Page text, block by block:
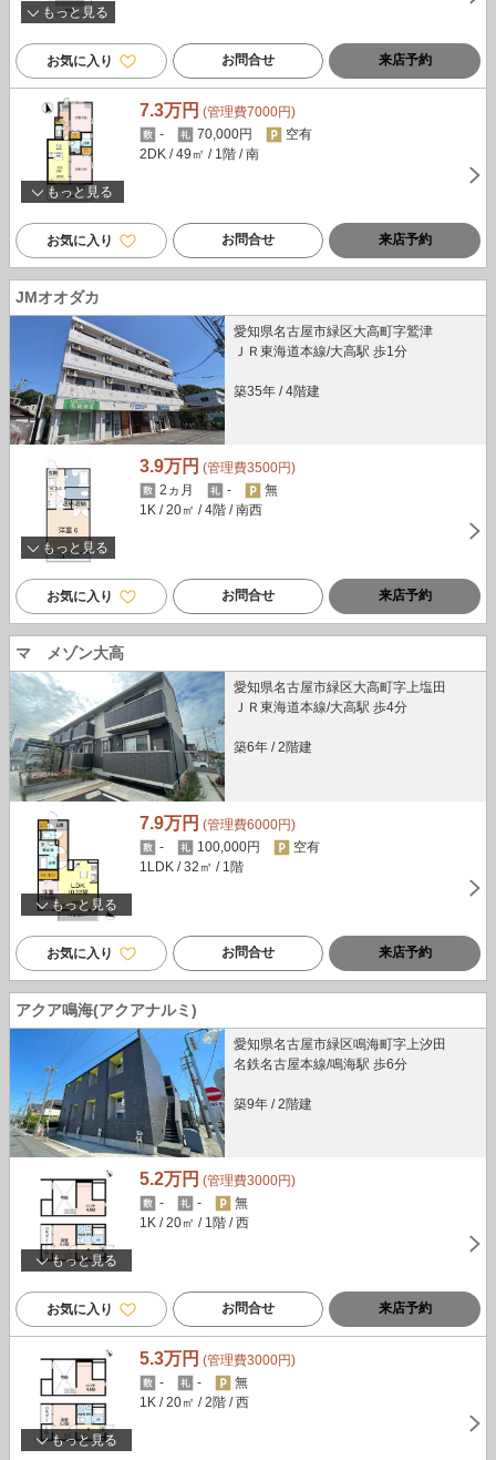
もっと見る
お気に入り お問合せ 来店予約
もっと見る
7.3万円 (管理費7000円)
-
70,000円
空有
2DK / 49㎡ / 1階 / 南
お気に入り お問合せ 来店予約
JMオオダカ
愛知県名古屋市緑区大高町字鷲津
ＪＲ東海道本線/大高駅 歩1分
築35年 / 4階建
もっと見る
3.9万円 (管理費3500円)
2ヵ月
-
無
1K / 20㎡ / 4階 / 南西
お気に入り お問合せ 来店予約
マ メゾン大高
愛知県名古屋市緑区大高町字上塩田
ＪＲ東海道本線/大高駅 歩4分
築6年 / 2階建
もっと見る
7.9万円 (管理費6000円)
-
100,000円
空有
1LDK / 32㎡ / 1階
お気に入り お問合せ 来店予約
アクア鳴海(アクアナルミ)
愛知県名古屋市緑区鳴海町字上汐田
名鉄名古屋本線/鳴海駅 歩6分
築9年 / 2階建
もっと見る
5.2万円 (管理費3000円)
-
-
無
1K / 20㎡ / 1階 / 西
お気に入り お問合せ 来店予約
もっと見る
5.3万円 (管理費3000円)
-
-
無
1K / 20㎡ / 2階 / 西